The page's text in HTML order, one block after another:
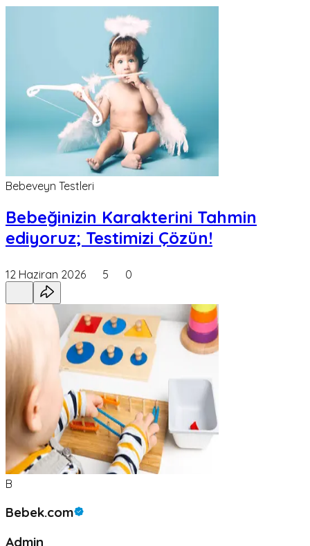
Bebeveyn Testleri
Bebeğinizin Karakterini Tahmin
ediyoruz; Testimizi Çözün!
12 Haziran 2026 5 0
B
Bebek.com
Admin